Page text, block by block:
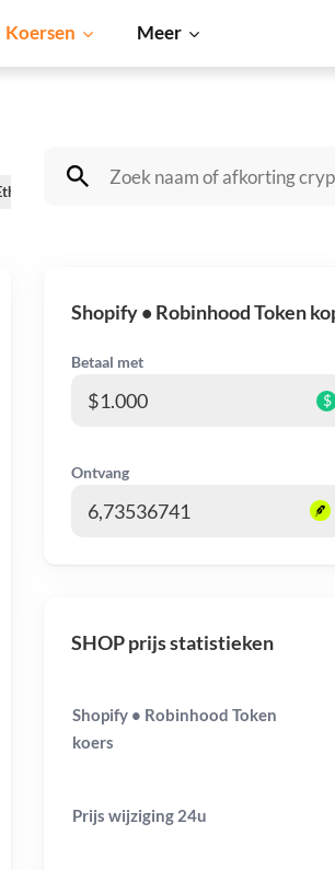
Koersen Meer
Cardano Dogecoin
Shopify • Robinhood Token
Betaal met
$
Ontvang
SHOP prijs statistieken
Shopify • Robinhood Token
koers
Prijs wijziging 24u